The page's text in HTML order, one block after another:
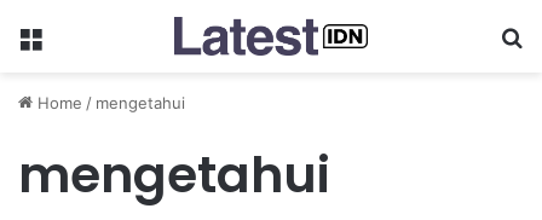
Menu
Home / mengetahui
mengetahui